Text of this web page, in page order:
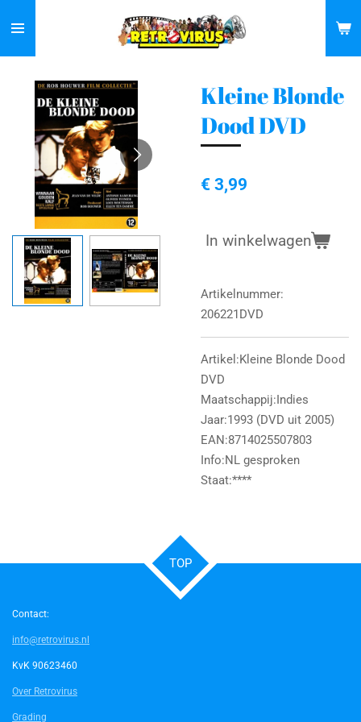
direct
naar
hoofdinhoud
Kleine Blonde
Dood DVD
€ 3,99
In winkelwagen
Artikelnummer:
206221DVD
Artikel:Kleine Blonde Dood
DVD
Maatschappij:Indies
Jaar:1993 (DVD uit 2005)
EAN:8714025507803
Info:NL gesproken
Staat:****
TOP
Contact:
info@retrovirus.nl
KvK 90623460
Over Retrovirus
Grading